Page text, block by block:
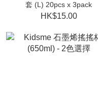
套 (L) 20pcs x 3pack
HK$15.00